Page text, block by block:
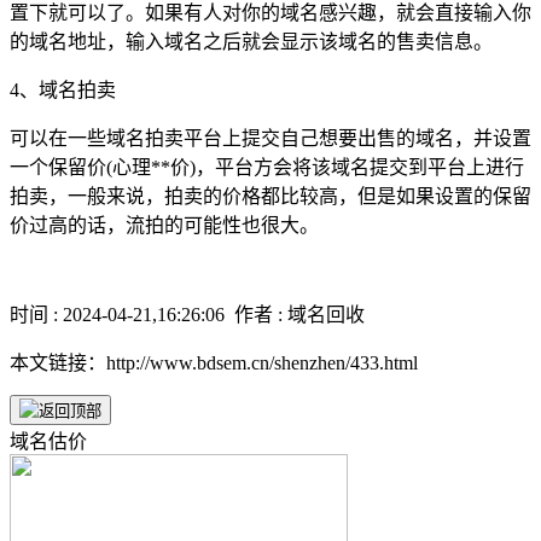
置下就可以了。如果有人对你的域名感兴趣，就会直接输入你
的域名地址，输入域名之后就会显示该域名的售卖信息。
4、域名拍卖
可以在一些域名拍卖平台上提交自己想要出售的域名，并设置
一个保留价(心理**价)，平台方会将该域名提交到平台上进行
拍卖，一般来说，拍卖的价格都比较高，但是如果设置的保留
价过高的话，流拍的可能性也很大。
时间 : 2024-04-21,16:26:06 作者 : 域名回收
本文链接：http://www.bdsem.cn/shenzhen/433.html
域名估价